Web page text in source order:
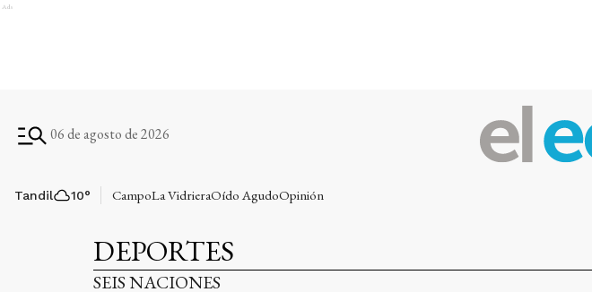
Ads
06 de agosto de 2026
Tandil 10° CampoLa VidrieraOído AgudoOpinión
DEPORTES
SEIS NACIONES